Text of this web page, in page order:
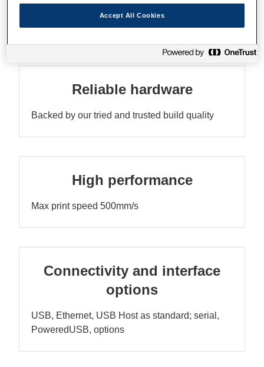
Функції
Reliable hardware
Backed by our tried and trusted build quality
High performance
Max print speed 500mm/s
Connectivity and interface
options
USB, Ethernet, USB Host as standard; serial,
PoweredUSB, options
Accept All Cookies